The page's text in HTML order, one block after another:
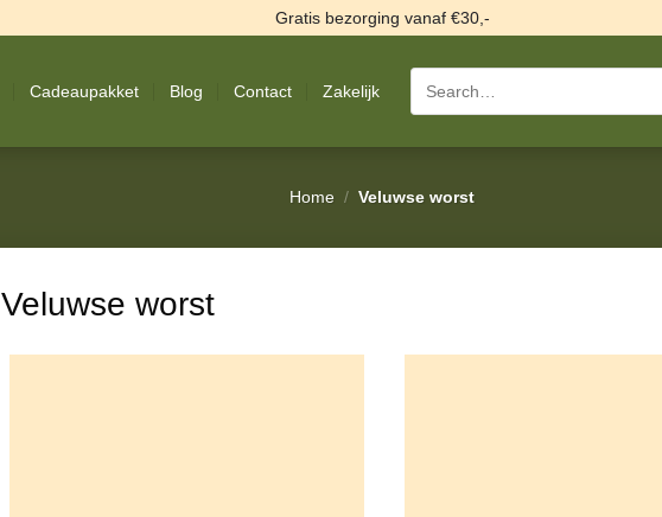
Gratis bezorging vanaf €30,-
Cadeaupakket Blog Contact Zakelijk
for:
Home / Veluwse worst
Veluwse worst